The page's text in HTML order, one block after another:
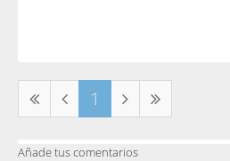
1
Añade tus comentarios